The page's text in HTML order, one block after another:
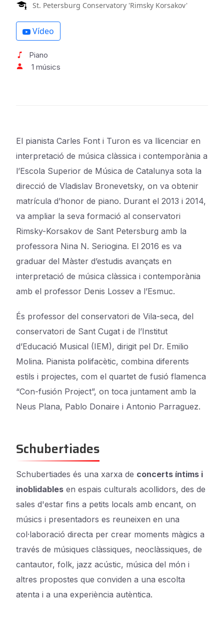
St. Petersburg Conservatory 'Rimsky Korsakov'
Vídeo
Piano
1 músics
El pianista Carles Font i Turon es va llicenciar en
interpretació de música clàssica i contemporània a
l’Escola Superior de Música de Catalunya sota la
direcció de Vladislav Bronevetsky, on va obtenir
matrícula d’honor de piano. Durant el 2013 i 2014,
va ampliar la seva formació al conservatori
Rimsky-Korsakov de Sant Petersburg amb la
professora Nina N. Seriogina. El 2016 es va
graduar del Màster d’estudis avançats en
interpretació de música clàssica i contemporània
amb el professor Denis Lossev a l’Esmuc.
És professor del conservatori de Vila-seca, del
conservatori de Sant Cugat i de l’Institut
d’Educació Musical (IEM), dirigit pel Dr. Emilio
Molina. Pianista polifacètic, combina diferents
estils i projectes, com el quartet de fusió flamenca
“Con-fusión Project”, on toca juntament amb la
Neus Plana, Pablo Donaire i Antonio Parraguez.
Schubertiades
Schubertiades és una xarxa de concerts íntims i
inoblidables en espais culturals acollidors, des de
sales d'estar fins a petits locals amb encant, on
músics i presentadors es reuneixen en una
col·laboració directa per crear moments màgics a
través de músiques clàssiques, neoclàssiques, de
cantautor, folk, jazz acústic, música del món i
altres propostes que conviden a una escolta
atenta i a una experiència autèntica.